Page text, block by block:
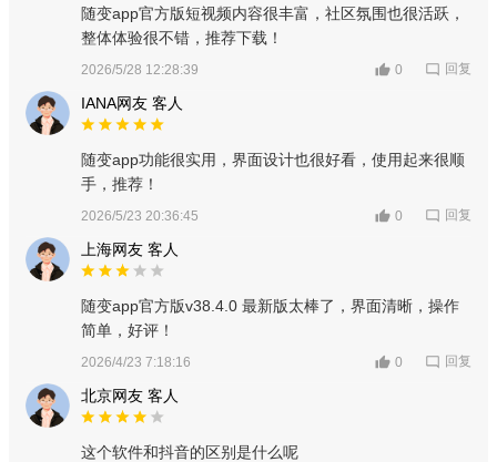
随变app官方版短视频内容很丰富，社区氛围也很活跃，
整体体验很不错，推荐下载！
2026/5/28 12:28:39 0 回复
IANA网友 客人
随变app功能很实用，界面设计也很好看，使用起来很顺
手，推荐！
2026/5/23 20:36:45 0 回复
上海网友 客人
随变app官方版v38.4.0 最新版太棒了，界面清晰，操作
简单，好评！
2026/4/23 7:18:16 0 回复
北京网友 客人
这个软件和抖音的区别是什么呢